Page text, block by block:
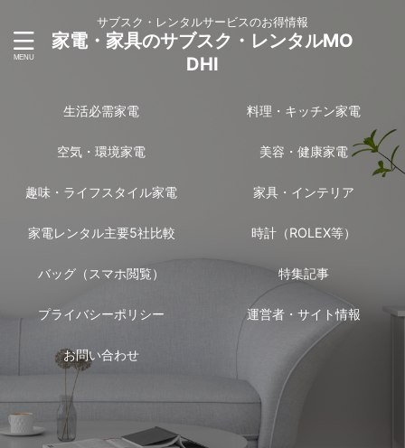
サブスク・レンタルサービスのお得情報
家電・家具のサブスク・レンタルMO
DHI
生活必需家電 料理・キッチン家電
空気・環境家電 美容・健康家電
趣味・ライフスタイル家電 家具・インテリア
家電レンタル主要5社比較 時計（ROLEX等）
バッグ（スマホ閲覧） 特集記事
プライバシーポリシー 運営者・サイト情報
お問い合わせ